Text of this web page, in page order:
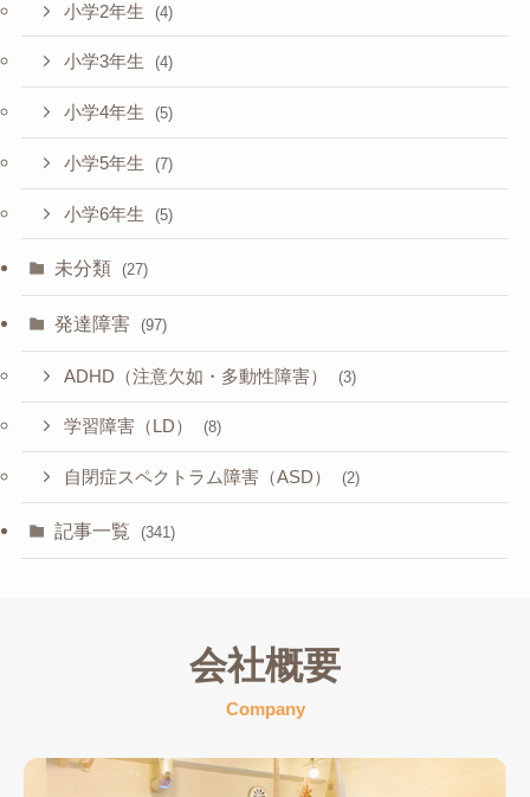
小学2年生 (4)
小学3年生 (4)
小学4年生 (5)
小学5年生 (7)
小学6年生 (5)
未分類 (27)
発達障害 (97)
ADHD（注意欠如・多動性障害） (3)
学習障害（LD） (8)
自閉症スペクトラム障害（ASD） (2)
記事一覧 (341)
会社概要
Company